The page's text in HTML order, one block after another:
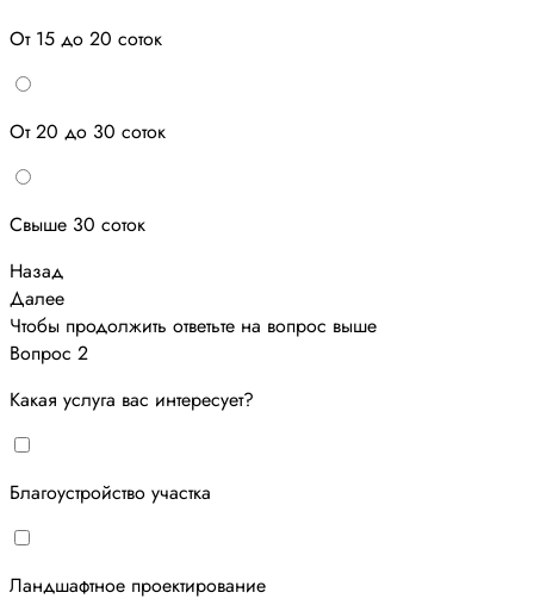
От 15 до 20 соток
От 20 до 30 соток
Свыше 30 соток
Назад
Далее
Чтобы продолжить ответьте на вопрос выше
Вопрос 2
Какая услуга вас интересует?
Благоустройство участка
Ландшафтное проектирование